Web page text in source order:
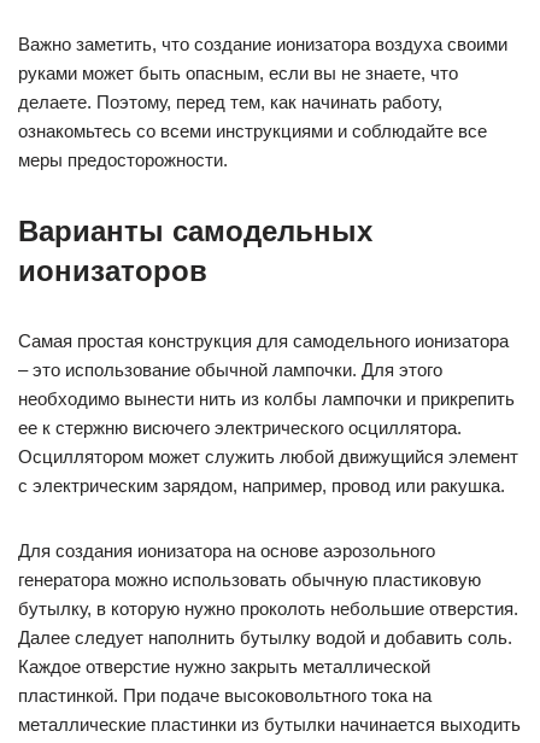
Важно заметить, что создание ионизатора воздуха своими
руками может быть опасным, если вы не знаете, что
делаете. Поэтому, перед тем, как начинать работу,
ознакомьтесь со всеми инструкциями и соблюдайте все
меры предосторожности.
Варианты самодельных
ионизаторов
Самая простая конструкция для самодельного ионизатора
– это использование обычной лампочки. Для этого
необходимо вынести нить из колбы лампочки и прикрепить
ее к стержню висючего электрического осциллятора.
Осциллятором может служить любой движущийся элемент
с электрическим зарядом, например, провод или ракушка.
Для создания ионизатора на основе аэрозольного
генератора можно использовать обычную пластиковую
бутылку, в которую нужно проколоть небольшие отверстия.
Далее следует наполнить бутылку водой и добавить соль.
Каждое отверстие нужно закрыть металлической
пластинкой. При подаче высоковольтного тока на
металлические пластинки из бутылки начинается выходить